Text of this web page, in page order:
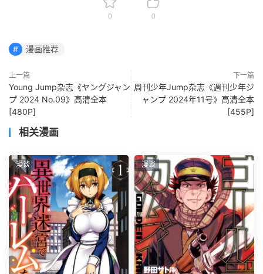
0 0
漫画推荐
上一篇
Young Jump杂志《ヤングジャン
プ 2024 No.09》高清全本
[480P]
下一篇
周刊少年Jump杂志《週刊少年ジ
ャンプ 2024年11号》高清全本
[455P]
相关漫画
漫谈 漫谈